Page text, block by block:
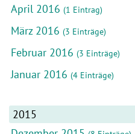
April 2016 (1 Eintrag)
März 2016 (3 Einträge)
Februar 2016 (3 Einträge)
Januar 2016 (4 Einträge)
2015